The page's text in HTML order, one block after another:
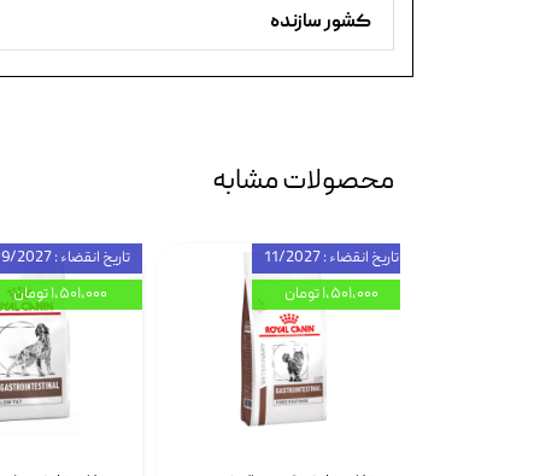
کشور سازنده
محصولات مشابه
تاریخ انقضاء : 09/2027
۱,۵۰۱,۰۰۰ تومان
تاریخ انقضاء : 11/2027
۱,۵۰۱,۰۰۰ تومان